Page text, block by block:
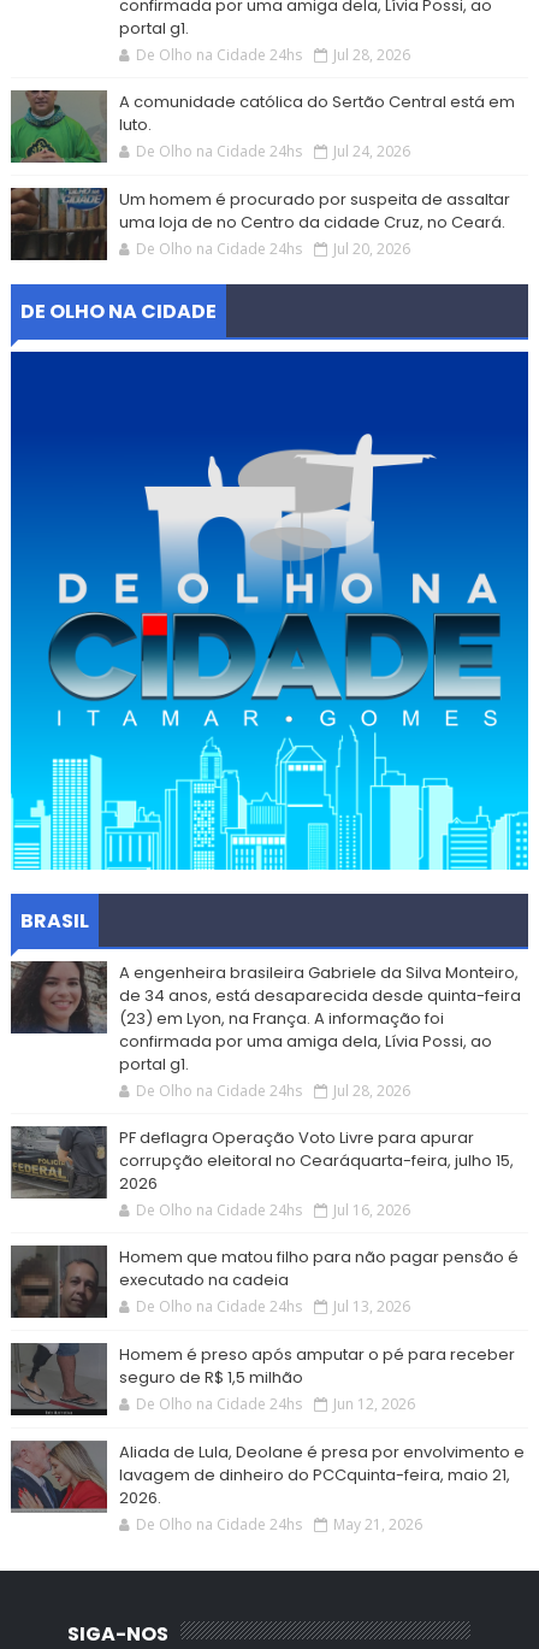
confirmada por uma amiga dela, Lívia Possi, ao
portal g1.
De Olho na Cidade 24hs Jul 28, 2026
A comunidade católica do Sertão Central está em
luto.
De Olho na Cidade 24hs Jul 24, 2026
Um homem é procurado por suspeita de assaltar
uma loja de no Centro da cidade Cruz, no Ceará.
De Olho na Cidade 24hs Jul 20, 2026
DE OLHO NA CIDADE
BRASIL
A engenheira brasileira Gabriele da Silva Monteiro,
de 34 anos, está desaparecida desde quinta-feira
(23) em Lyon, na França. A informação foi
confirmada por uma amiga dela, Lívia Possi, ao
portal g1.
De Olho na Cidade 24hs Jul 28, 2026
PF deflagra Operação Voto Livre para apurar
corrupção eleitoral no Cearáquarta-feira, julho 15,
2026
De Olho na Cidade 24hs Jul 16, 2026
Homem que matou filho para não pagar pensão é
executado na cadeia
De Olho na Cidade 24hs Jul 13, 2026
Homem é preso após amputar o pé para receber
seguro de R$ 1,5 milhão
De Olho na Cidade 24hs Jun 12, 2026
Aliada de Lula, Deolane é presa por envolvimento e
lavagem de dinheiro do PCCquinta-feira, maio 21,
2026.
De Olho na Cidade 24hs May 21, 2026
SIGA-NOS